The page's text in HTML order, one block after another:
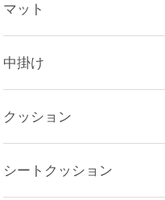
マット
中掛け
クッション
シートクッション